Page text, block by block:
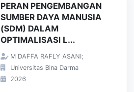
PERAN PENGEMBANGAN
SUMBER DAYA MANUSIA
(SDM) DALAM
OPTIMALISASI L...
M DAFFA RAFLY ASANI;
Universitas Bina Darma
2026